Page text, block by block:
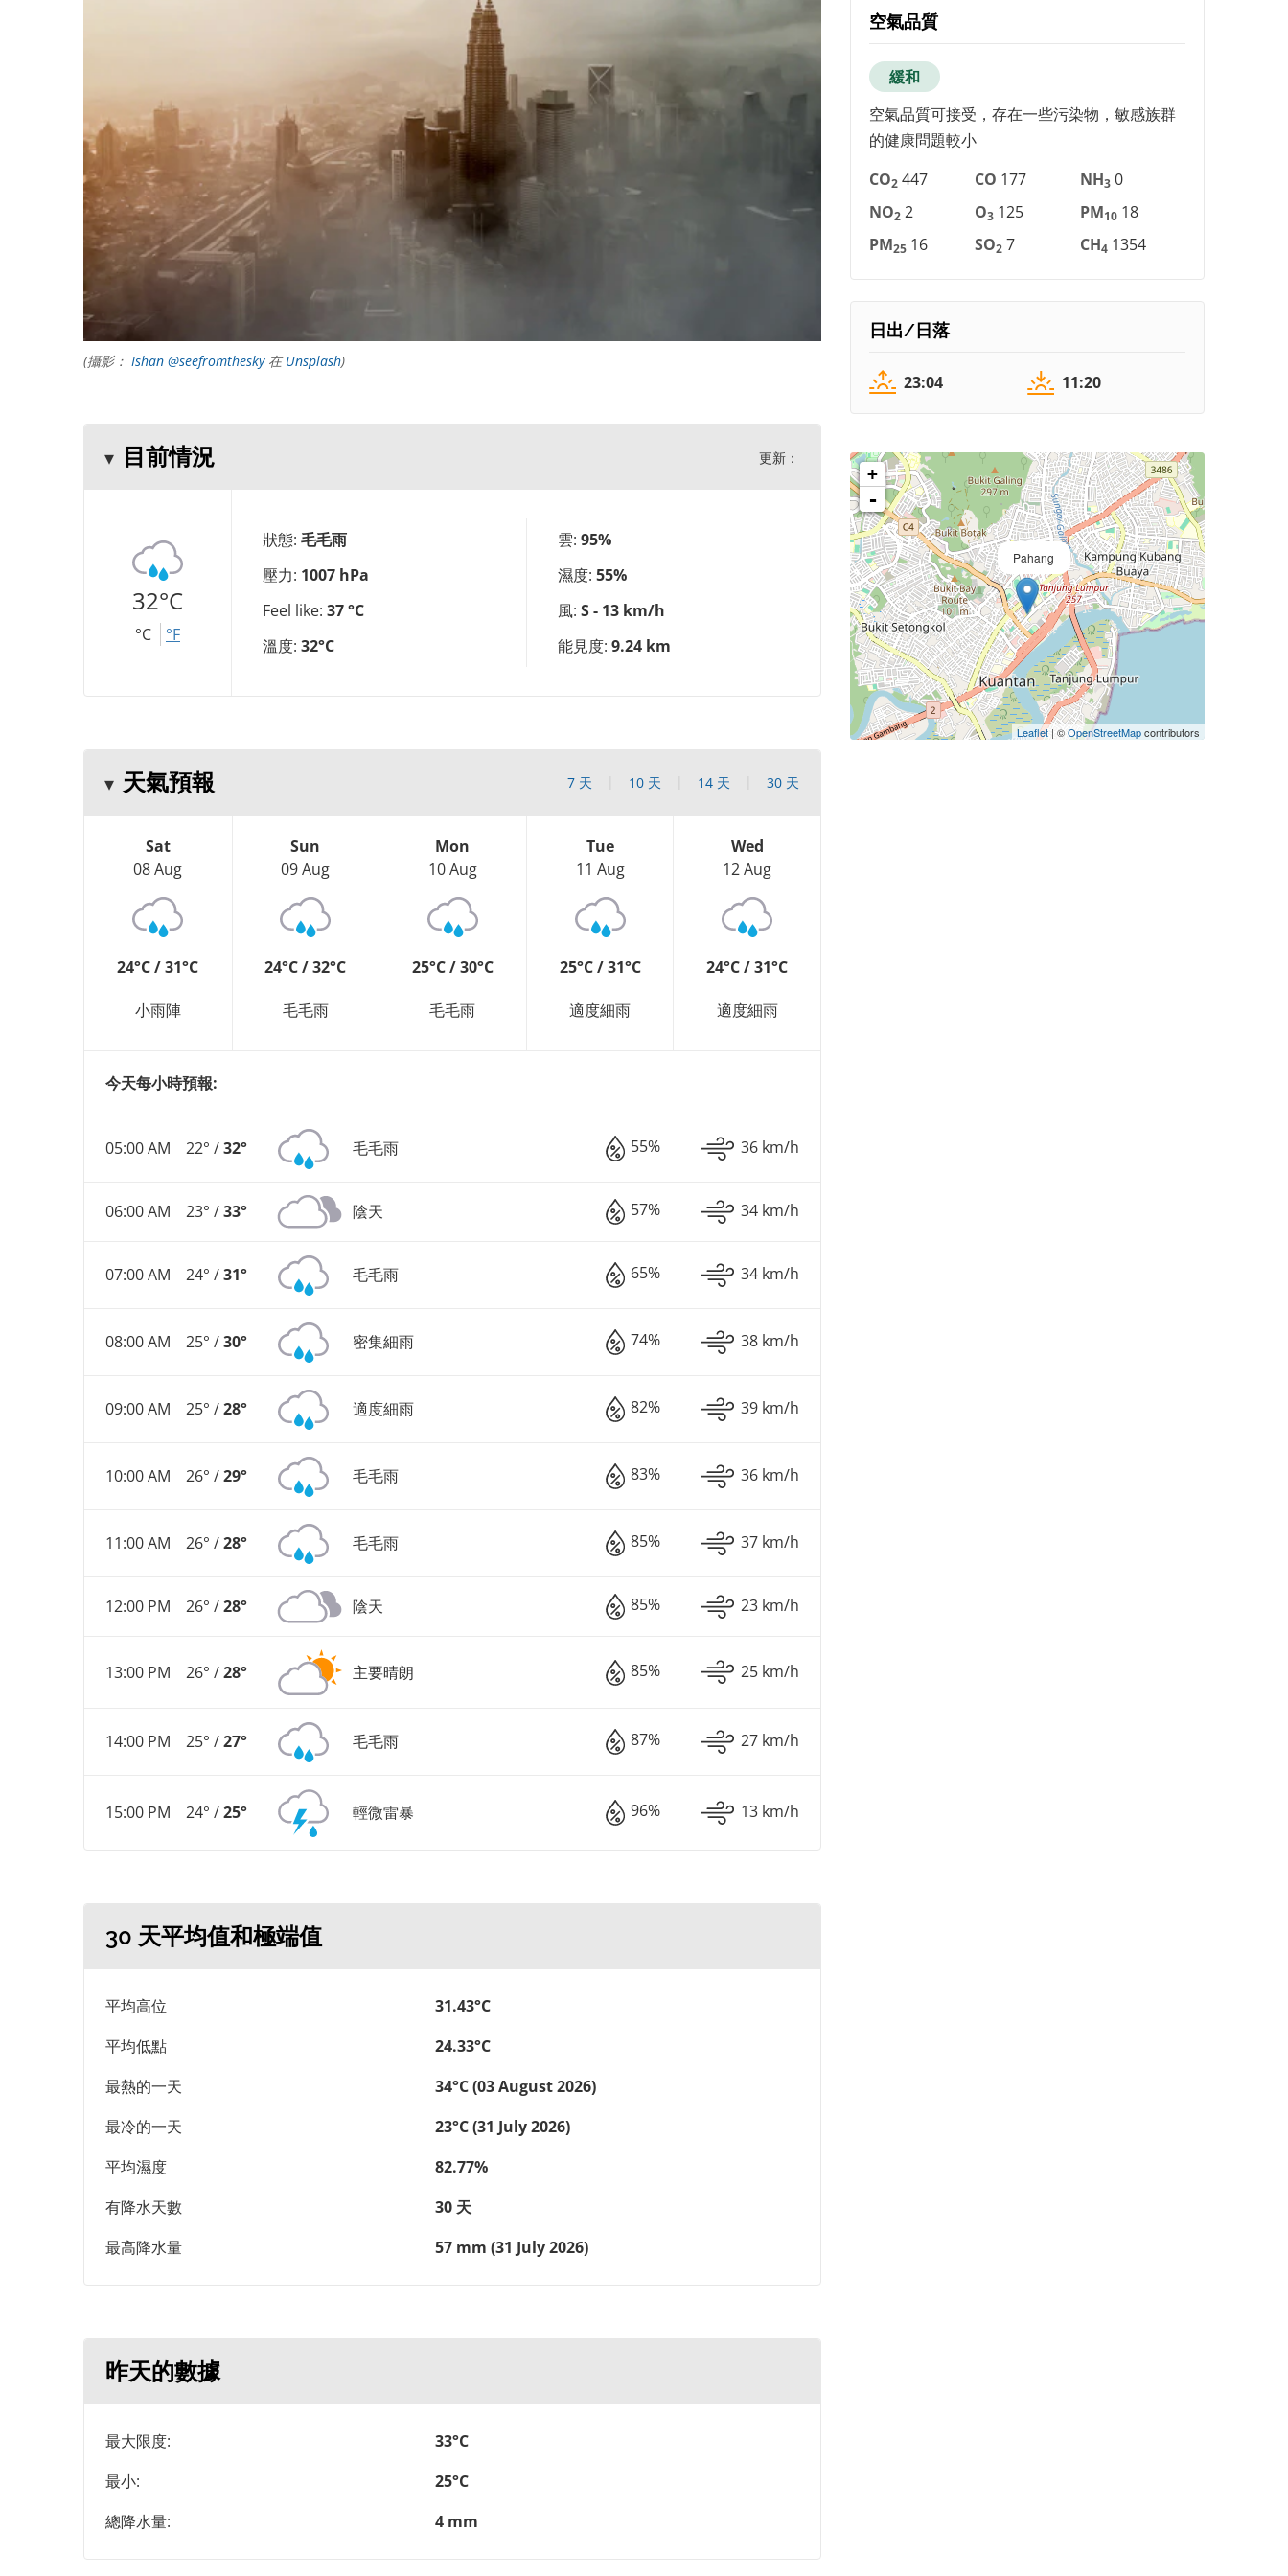
(攝影： Ishan @seefromthesky在Unsplash)
目前情況 更新：
32°C
°C °F
狀態: 毛毛雨
壓力: 1007 hPa
Feel like: 37 °C
溫度: 32°C
雲: 95%
濕度: 55%
風: S - 13 km/h
能見度: 9.24 km
天氣預報 7 天 10 天 14 天 30 天
Sat
08 Aug
24°C / 31°C
小雨陣
Sun
09 Aug
24°C / 32°C
毛毛雨
Mon
10 Aug
25°C / 30°C
毛毛雨
Tue
11 Aug
25°C / 31°C
適度細雨
Wed
12 Aug
24°C / 31°C
適度細雨
今天每小時預報:
05:00 AM 22° /32° 毛毛雨 55% 36 km/h
06:00 AM 23° /33° 陰天 57% 34 km/h
07:00 AM 24° /31° 毛毛雨 65% 34 km/h
08:00 AM 25° /30° 密集細雨 74% 38 km/h
09:00 AM 25° /28° 適度細雨 82% 39 km/h
10:00 AM 26° /29° 毛毛雨 83% 36 km/h
11:00 AM 26° /28° 毛毛雨 85% 37 km/h
12:00 PM 26° /28° 陰天 85% 23 km/h
13:00 PM 26° /28° 主要晴朗 85% 25 km/h
14:00 PM 25° /27° 毛毛雨 87% 27 km/h
15:00 PM 24° /25° 輕微雷暴 96% 13 km/h
30 天平均值和極端值
平均高位
31.43°C
平均低點
24.33°C
最熱的一天
34°C (03 August 2026)
最冷的一天
23°C (31 July 2026)
平均濕度
82.77%
有降水天數
30 天
最高降水量
57 mm (31 July 2026)
昨天的數據
最大限度:
33°C
最小:
25°C
總降水量:
4 mm
空氣品質
緩和
空氣品質可接受，存在一些污染物，敏感族群
的健康問題較小
CO2 447 CO 177 NH3 0
NO2 2 O3 125 PM10 18
PM25 16 SO2 7 CH4 1354
日出/日落
23:04 11:20
Pahang
+
-
Leaflet| ©OpenStreetMapcontributors